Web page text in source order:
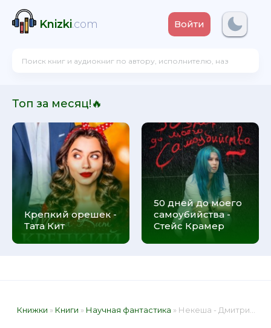
Knizki.com Войти
Топ за месяц!🔥
Крепкий орешек -
Тата Кит
50 дней до моего
самоубийства -
Стейс Крамер
Книжки » Книги » Научная фантастика » Некеша - Дмитрий Александрович Ахметшин 📕 - Книга онлайн бесплатно